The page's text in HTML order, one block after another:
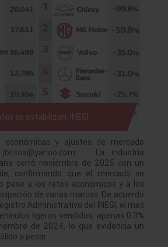
se estabilizan: INEGI
económicas y ajustes de mercado
jbritoa@yahoo.com La industria
cerró noviembre de 2025 con un
confirmando que el mercado se
pese a los retos económicos y a los
de varias marcas. De acuerdo
Administrativo del INEGI, el mes
ligeros vendidos, apenas 0.3%
de 2024, lo que evidencia un
a pesar…